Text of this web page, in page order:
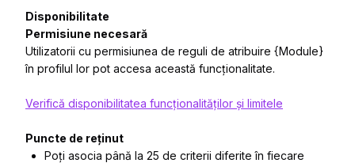
Disponibilitate
Permisiune necesară
Utilizatorii cu permisiunea de reguli de atribuire {Module}
în profilul lor pot accesa această funcționalitate.
Verifică disponibilitatea funcționalităților și limitele
Puncte de reținut
Poți asocia până la 25 de criterii diferite în fiecare